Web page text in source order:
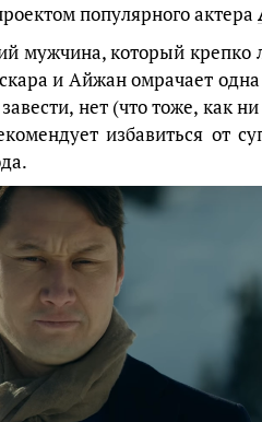
популярного актера
мужчина, который
и Айжан омрачает
нет (что тоже, как
избавиться от